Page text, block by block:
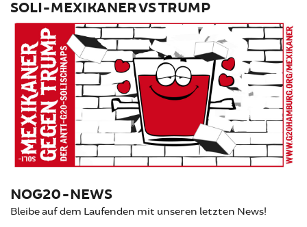
SOLI-MEXIKANER VS TRUMP
NOG20-NEWS
Bleibe auf dem Laufenden mit unseren letzten News!